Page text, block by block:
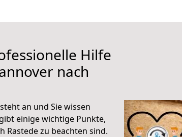
Hilfe
nach
an und Sie wissen
einige wichtige Punkte,
Rastede zu beachten sind.